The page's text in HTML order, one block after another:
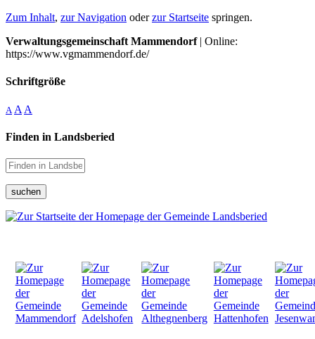
Zum Inhalt, zur Navigation oderzur Startseite springen.
Verwaltungsgemeinschaft Mammendorf| Online:
https://www.vgmammendorf.de/
Schriftgröße
A A A
Finden in Landsberied
suchen